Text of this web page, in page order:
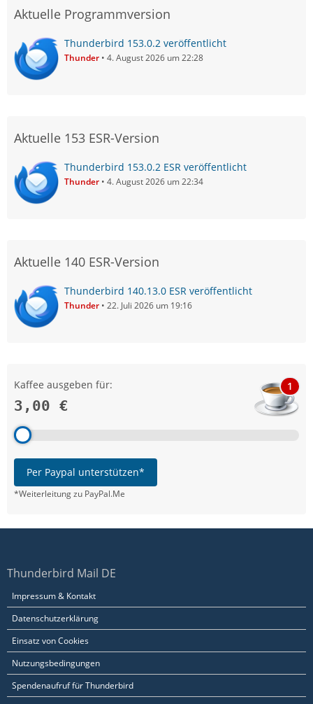
Aktuelle Programmversion
Thunderbird 153.0.2 veröffentlicht
Thunder 4. August 2026 um 22:28
Aktuelle 153 ESR-Version
Thunderbird 153.0.2 ESR veröffentlicht
Thunder 4. August 2026 um 22:34
Aktuelle 140 ESR-Version
Thunderbird 140.13.0 ESR veröffentlicht
Thunder 22. Juli 2026 um 19:16
Kaffee ausgeben für:
3,00 €
1
Per Paypal unterstützen*
*Weiterleitung zu PayPal.Me
Thunderbird Mail DE
Impressum & Kontakt
Datenschutzerklärung
Einsatz von Cookies
Nutzungsbedingungen
Spendenaufruf für Thunderbird